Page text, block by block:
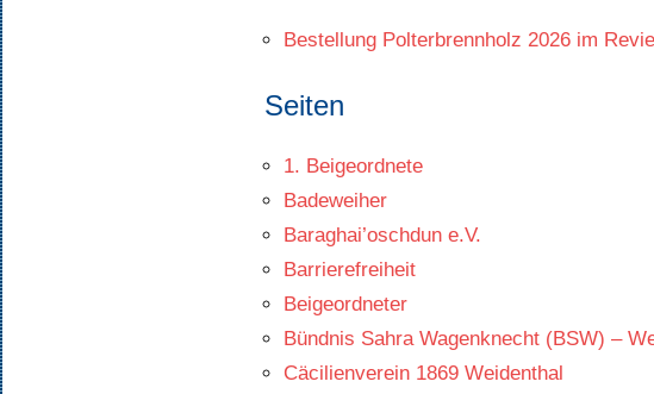
Bestellung Polterbrennholz 2026 im
Seiten
1. Beigeordnete
Badeweiher
Baraghai’oschdun e.V.
Barrierefreiheit
Beigeordneter
Bündnis Sahra Wagenknecht (BSW) –
Cäcilienverein 1869 Weidenthal